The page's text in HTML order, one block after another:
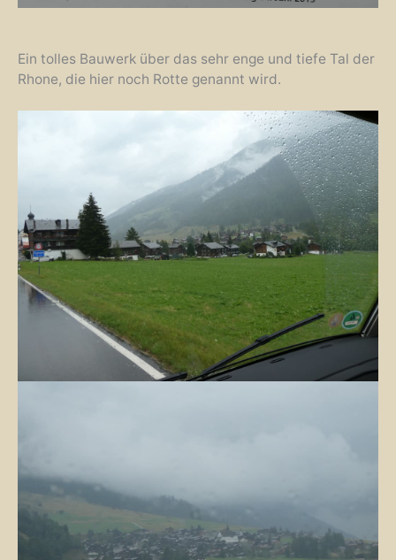
Ein tolles Bauwerk über das sehr enge und tiefe Tal der
Rhone, die hier noch Rotte genannt wird.